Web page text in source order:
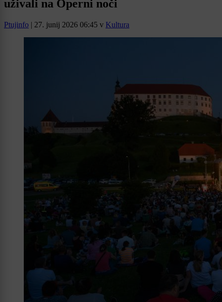
uživali na Operni noči
Ptujinfo | 27. junij 2026 06:45 v Kultura